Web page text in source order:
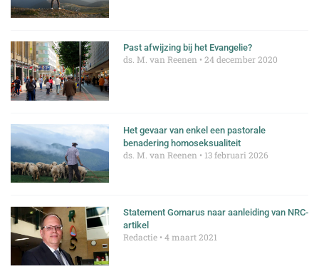
Past afwijzing bij het Evangelie?
ds. M. van Reenen 24 december 2020
Het gevaar van enkel een pastorale
benadering homoseksualiteit
ds. M. van Reenen 13 februari 2026
Statement Gomarus naar aanleiding van NRC-
artikel
Redactie 4 maart 2021